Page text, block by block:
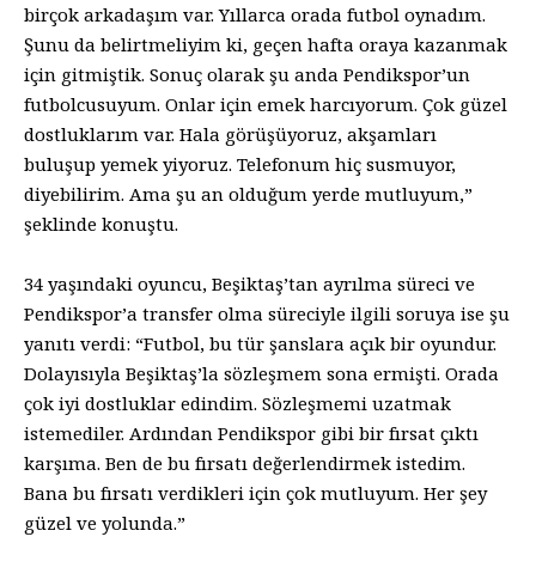
birçok arkadaşım var. Yıllarca orada futbol oynadım.
Şunu da belirtmeliyim ki, geçen hafta oraya kazanmak
için gitmiştik. Sonuç olarak şu anda Pendikspor’un
futbolcusuyum. Onlar için emek harcıyorum. Çok güzel
dostluklarım var. Hala görüşüyoruz, akşamları
buluşup yemek yiyoruz. Telefonum hiç susmuyor,
diyebilirim. Ama şu an olduğum yerde mutluyum,”
şeklinde konuştu.
34 yaşındaki oyuncu, Beşiktaş’tan ayrılma süreci ve
Pendikspor’a transfer olma süreciyle ilgili soruya ise şu
yanıtı verdi: “Futbol, bu tür şanslara açık bir oyundur.
Dolayısıyla Beşiktaş’la sözleşmem sona ermişti. Orada
çok iyi dostluklar edindim. Sözleşmemi uzatmak
istemediler. Ardından Pendikspor gibi bir fırsat çıktı
karşıma. Ben de bu fırsatı değerlendirmek istedim.
Bana bu fırsatı verdikleri için çok mutluyum. Her şey
güzel ve yolunda.”